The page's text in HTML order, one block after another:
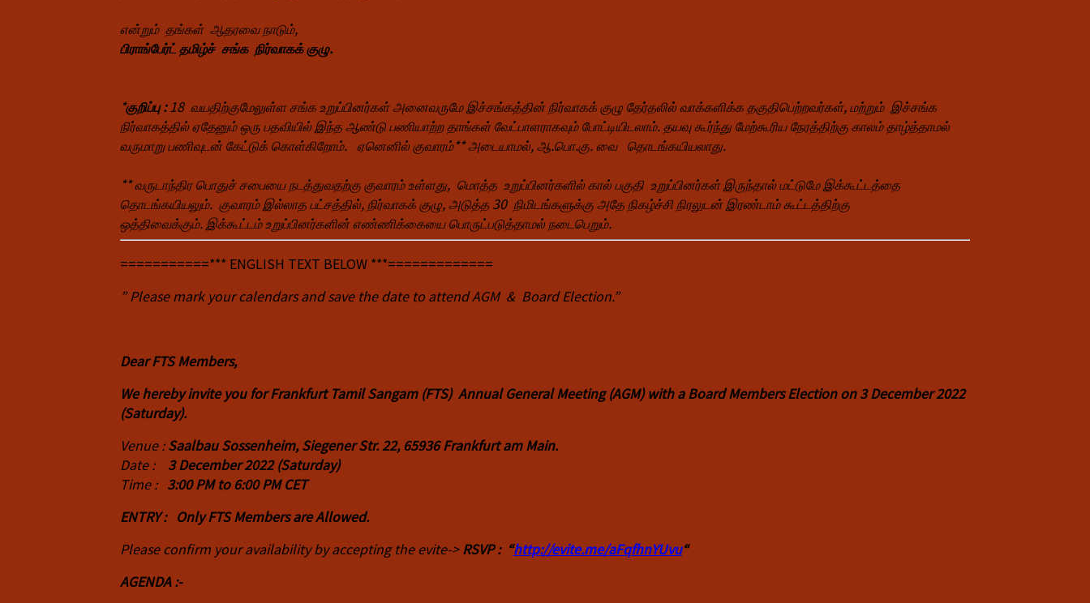
என்றும் தங்கள் ஆதரவை நாடும்,
பிராங்பேர்ட் தமிழ்ச் சங்க நிர்வாகக் குழு.
*குறிப்பு :18 வயதிற்குமேலுள்ள சங்க உறுப்பினர்கள் அனைவருமே இச்சங்கத்தின் நிர்வாகக் குழு தேர்தலில் வாக்களிக்க தகுதிபெற்றவர்கள், மற்றும் இச்சங்க
நிர்வாகத்தில் ஏதேனும் ஒரு பதவியில் இந்த ஆண்டு பணியாற்ற தாங்கள் வேட்பாளராகவும் போட்டியிடலாம். தயவு கூர்ந்து மேற்கூரிய நேரத்திற்கு காலம் தாழ்த்தாமல்
வருமாறு பணிவுடன் கேட்டுக் கொள்கிறோம். ஏனெனில் குவாரம்** அடையாமல், ஆ.பொ.கு. வை தொடங்கயியலாது.
** வருடாந்திர பொதுச் சபையை நடத்துவதற்கு குவாரம் உள்ளது, மொத்த உறுப்பினர்களில் கால் பகுதி உறுப்பினர்கள் இருந்தால் மட்டுமே இக்கூட்டத்தை
தொடங்கயியலும். குவாரம் இல்லாத பட்சத்தில், நிர்வாகக் குழு, அடுத்த 30 நிமிடங்களுக்கு அதே நிகழ்ச்சி நிரலுடன் இரண்டாம் கூட்டத்திற்கு
ஒத்திவைக்கும். இக்கூட்டம் உறுப்பினர்களின் எண்ணிக்கையை பொருட்படுத்தாமல் நடைபெறும்.
===========*** ENGLISH TEXT BELOW ***=============
”Please mark your calendars and save the date to attendAGM& Board Election.”
Dear FTS Members,
We hereby invite you for Frankfurt Tamil Sangam (FTS) Annual General Meeting (AGM) with a Board Members Election on 3 December 2022
(Saturday).
Venue :Saalbau Sossenheim, Siegener Str. 22, 65936 Frankfurt am Main.
Date :3 December 2022 (Saturday)
Time : 3:00 PM to 6:00 PM CET
ENTRY : Only FTS Members are Allowed.
Please confirm your availability by accepting the evite->RSVP : “http://evite.me/aFqfhnYUvu“
AGENDA :-